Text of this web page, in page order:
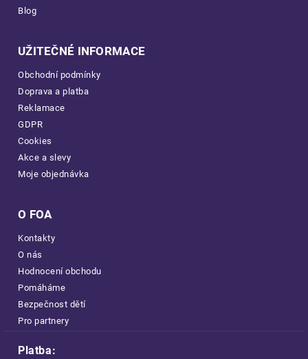
Blog
UŽITEČNÉ INFORMACE
Obchodní podmínky
Doprava a platba
Reklamace
GDPR
Cookies
Akce a slevy
Moje objednávka
O FOA
Kontakty
O nás
Hodnocení obchodu
Pomáháme
Bezpečnost dětí
Pro partnery
Platba: